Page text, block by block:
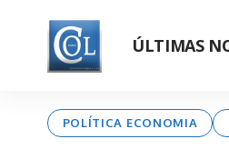
ÚLTIMAS
POLÍTICA ECONOMIA